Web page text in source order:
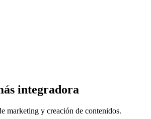
integradora
marketing y creación de contenidos.